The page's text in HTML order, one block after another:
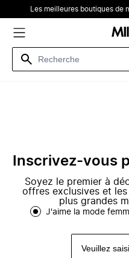
Les meilleures boutiques de
Inscrivez-vous
Soyez le premier à
offres exclusives et
plus grandes
J'aime la mode